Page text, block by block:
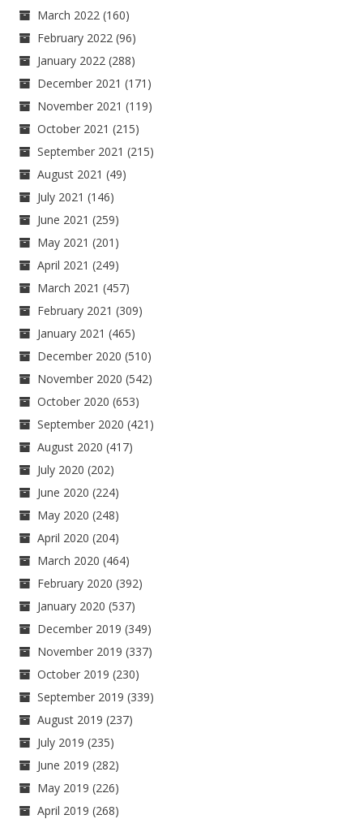
March 2022 (160)
February 2022 (96)
January 2022 (288)
December 2021 (171)
November 2021 (119)
October 2021 (215)
September 2021 (215)
August 2021 (49)
July 2021 (146)
June 2021 (259)
May 2021 (201)
April 2021 (249)
March 2021 (457)
February 2021 (309)
January 2021 (465)
December 2020 (510)
November 2020 (542)
October 2020 (653)
September 2020 (421)
August 2020 (417)
July 2020 (202)
June 2020 (224)
May 2020 (248)
April 2020 (204)
March 2020 (464)
February 2020 (392)
January 2020 (537)
December 2019 (349)
November 2019 (337)
October 2019 (230)
September 2019 (339)
August 2019 (237)
July 2019 (235)
June 2019 (282)
May 2019 (226)
April 2019 (268)